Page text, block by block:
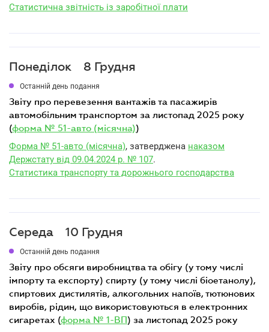
Статистична звітність із заробітної плати
Понеділок 8 Грудня
Останній день подання
звіту про перевезення вантажів та пасажирів
автомобільним транспортом за листопад 2025 року
(форма № 51-авто (місячна))
Форма № 51-авто (місячна), затверджена наказом
Держстату від 09.04.2024 р. № 107.
Статистика транспорту та дорожнього господарства
Середа 10 Грудня
Останній день подання
звіту про обсяги виробництва та обігу (у тому числі
імпорту та експорту) спирту (у тому числі біоетанолу),
спиртових дистилятів, алкогольних напоїв, тютюнових
виробів, рідин, що використовуються в електронних
сигаретах (форма № 1-ВП) за листопад 2025 року